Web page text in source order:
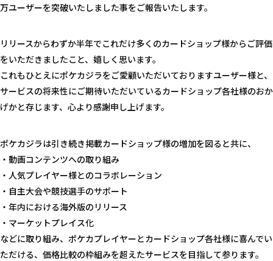
万ユーザーを突破いたしました事をご報告いたします。
リリースからわずか半年でこれだけ多くのカードショップ様からご評価
をいただきましたこと、嬉しく思います。
これもひとえにポケカジラをご愛顧いただいておりますユーザー様と、
サービスの将来性にご期待いただいているカードショップ各社様のおか
げかと存じます、心より感謝申し上げます。
ポケカジラは引き続き掲載カードショップ様の増加を図ると共に、
・動画コンテンツへの取り組み
・人気プレイヤー様とのコラボレーション
・自主大会や競技選手のサポート
・年内における海外版のリリース
・マーケットプレイス化
などに取り組み、ポケカプレイヤーとカードショップ各社様に喜んでい
ただける、価格比較の枠組みを超えたサービスを目指して参ります。